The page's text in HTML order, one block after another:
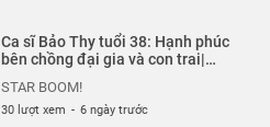
Ca sĩ Bảo Thy tuổi 38: Hạnh phúc
bên chồng đại gia và con trai|
STAR BOOM!
30 lượt xem - 6 ngày trước